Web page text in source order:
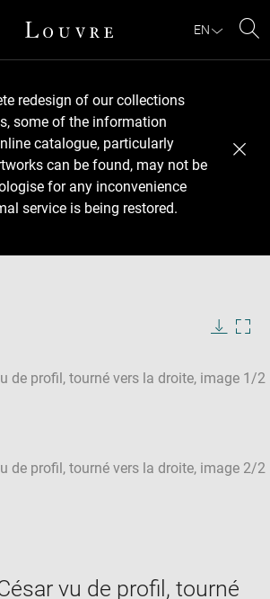
EN
redesign of our collections
some of the information
catalogue, particularly
can be found, may not be
for any inconvenience
service is being restored.
in
vu de profil, tourné
panel